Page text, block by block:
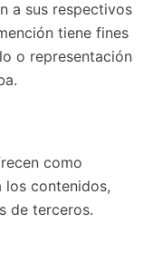
a sus respectivos
tiene fines
o representación
como
los contenidos,
de terceros.